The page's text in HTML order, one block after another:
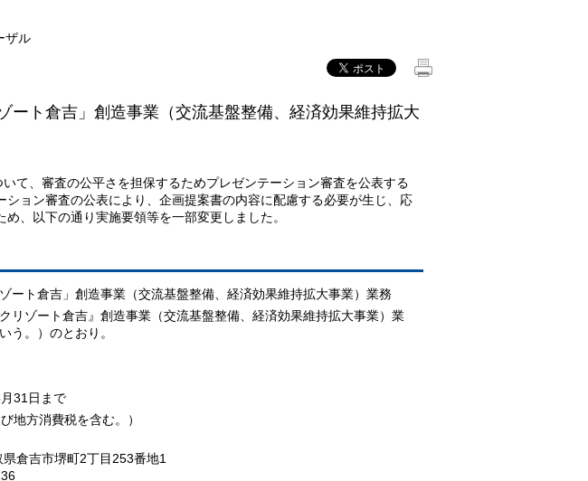
ザル
ート倉吉」創造事業（交流基盤整備、経済効果維持拡大
て、審査の公平さを担保するためプレゼンテーション審査を公表する
ション審査の公表により、企画提案書の内容に配慮する必要が生じ、応
、以下の通り実施要領等を一部変更しました。
ト倉吉」創造事業（交流基盤整備、経済効果維持拡大事業）業務
リゾート倉吉』創造事業（交流基盤整備、経済効果維持拡大事業）業
う。）のとおり。
31日まで
方消費税を含む。）
倉吉市堺町2丁目253番地1